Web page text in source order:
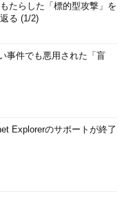
たらした「標的型攻撃」を
る (1/2)
事件でも悪用された「盲
Explorerのサポートが終了